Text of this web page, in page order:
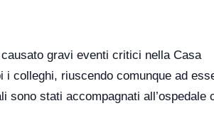
gravi eventi critici nella Casa
i colleghi, riuscendo comunque ad
sono stati accompagnati all’ospedale